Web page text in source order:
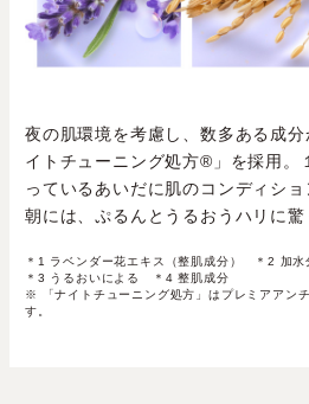
夜の肌環境を考慮し、数多ある成
イトチューニング処方®」を採用。
っているあいだに肌のコンディシ
朝には、ぷるんとうるおうハリに驚
＊1 ラベンダー花エキス（整肌成分） ＊2 加
＊3 うるおいによる ＊4 整肌成分
※ 「ナイトチューニング処方」はプレミアアン
す。